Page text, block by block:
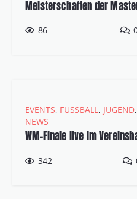
Meisterschaften der
86
EVENTS, FUSSBALL, JUGEND,
NEWS
WM-Finale live im
342